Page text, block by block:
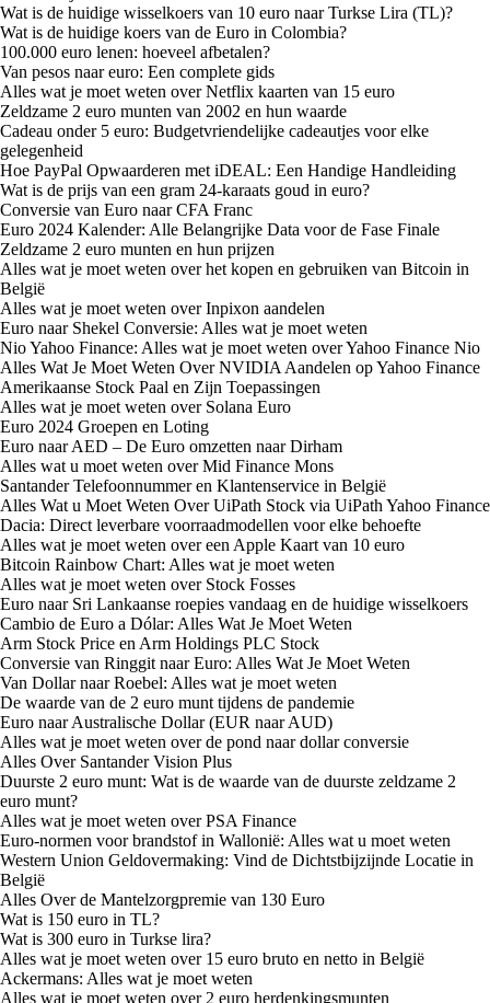
Wat is de huidige wisselkoers van 10 euro naar Turkse Lira (TL)?
Wat is de huidige koers van de Euro in Colombia?
100.000 euro lenen: hoeveel afbetalen?
Van pesos naar euro: Een complete gids
Alles wat je moet weten over Netflix kaarten van 15 euro
Zeldzame 2 euro munten van 2002 en hun waarde
Cadeau onder 5 euro: Budgetvriendelijke cadeautjes voor elke
gelegenheid
Hoe PayPal Opwaarderen met iDEAL: Een Handige Handleiding
Wat is de prijs van een gram 24-karaats goud in euro?
Conversie van Euro naar CFA Franc
Euro 2024 Kalender: Alle Belangrijke Data voor de Fase Finale
Zeldzame 2 euro munten en hun prijzen
Alles wat je moet weten over het kopen en gebruiken van Bitcoin in
België
Alles wat je moet weten over Inpixon aandelen
Euro naar Shekel Conversie: Alles wat je moet weten
Nio Yahoo Finance: Alles wat je moet weten over Yahoo Finance Nio
Alles Wat Je Moet Weten Over NVIDIA Aandelen op Yahoo Finance
Amerikaanse Stock Paal en Zijn Toepassingen
Alles wat je moet weten over Solana Euro
Euro 2024 Groepen en Loting
Euro naar AED – De Euro omzetten naar Dirham
Alles wat u moet weten over Mid Finance Mons
Santander Telefoonnummer en Klantenservice in België
Alles Wat u Moet Weten Over UiPath Stock via UiPath Yahoo Finance
Dacia: Direct leverbare voorraadmodellen voor elke behoefte
Alles wat je moet weten over een Apple Kaart van 10 euro
Bitcoin Rainbow Chart: Alles wat je moet weten
Alles wat je moet weten over Stock Fosses
Euro naar Sri Lankaanse roepies vandaag en de huidige wisselkoers
Cambio de Euro a Dólar: Alles Wat Je Moet Weten
Arm Stock Price en Arm Holdings PLC Stock
Conversie van Ringgit naar Euro: Alles Wat Je Moet Weten
Van Dollar naar Roebel: Alles wat je moet weten
De waarde van de 2 euro munt tijdens de pandemie
Euro naar Australische Dollar (EUR naar AUD)
Alles wat je moet weten over de pond naar dollar conversie
Alles Over Santander Vision Plus
Duurste 2 euro munt: Wat is de waarde van de duurste zeldzame 2
euro munt?
Alles wat je moet weten over PSA Finance
Euro-normen voor brandstof in Wallonië: Alles wat u moet weten
Western Union Geldovermaking: Vind de Dichtstbijzijnde Locatie in
België
Alles Over de Mantelzorgpremie van 130 Euro
Wat is 150 euro in TL?
Wat is 300 euro in Turkse lira?
Alles wat je moet weten over 15 euro bruto en netto in België
Ackermans: Alles wat je moet weten
Alles wat je moet weten over 2 euro herdenkingsmunten